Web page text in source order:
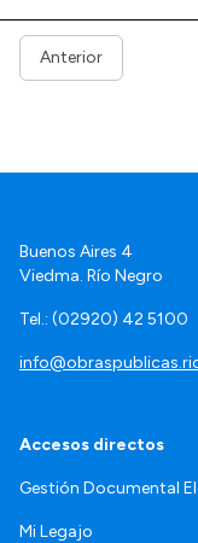
Anterior
Buenos Aires 4
Viedma. Río Negro
Tel.: (02920) 42 5100
Accesos directos
Gestión Documental
Mi Legajo